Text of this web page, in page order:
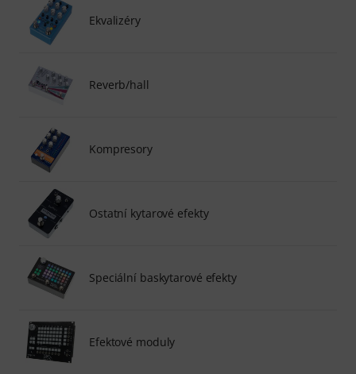
Ekvalizéry
Reverb/hall
Kompresory
Ostatní kytarové efekty
Speciální baskytarové efekty
Efektové moduly